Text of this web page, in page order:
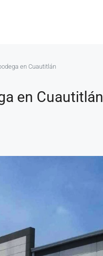
en Cuautitlán
en Cuautitlán